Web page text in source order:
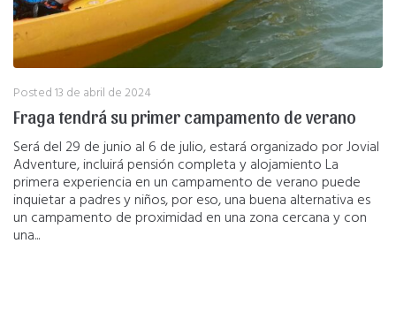
Posted13 de abril de 2024
Fraga tendrá su primer campamento de verano
Será del 29 de junio al 6 de julio, estará organizado por Jovial
Adventure, incluirá pensión completa y alojamiento La
primera experiencia en un campamento de verano puede
inquietar a padres y niños, por eso, una buena alternativa es
un campamento de proximidad en una zona cercana y con
una...